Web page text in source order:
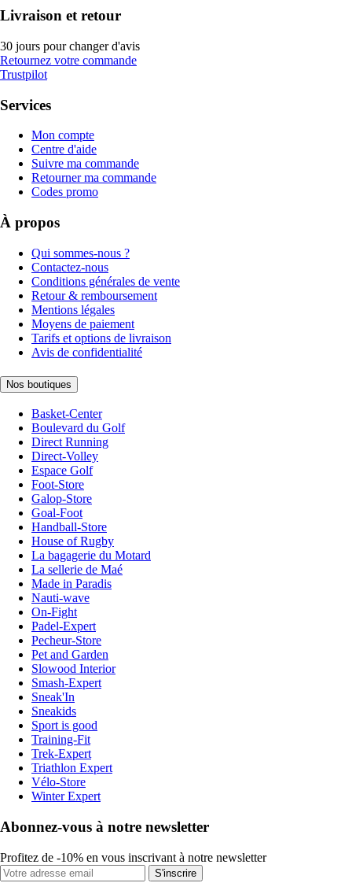
Livraison et retour
30 jours pour changer d'avis
Retournez votre commande
Trustpilot
Services
Mon compte
Centre d'aide
Suivre ma commande
Retourner ma commande
Codes promo
À propos
Qui sommes-nous ?
Contactez-nous
Conditions générales de vente
Retour & remboursement
Mentions légales
Moyens de paiement
Tarifs et options de livraison
Avis de confidentialité
Nos boutiques
Basket-Center
Boulevard du Golf
Direct Running
Direct-Volley
Espace Golf
Foot-Store
Galop-Store
Goal-Foot
Handball-Store
House of Rugby
La bagagerie du Motard
La sellerie de Maé
Made in Paradis
Nauti-wave
On-Fight
Padel-Expert
Pecheur-Store
Pet and Garden
Slowood Interior
Smash-Expert
Sneak'In
Sneakids
Sport is good
Training-Fit
Trek-Expert
Triathlon Expert
Vélo-Store
Winter Expert
Abonnez-vous à notre newsletter
Profitez de -10% en vous inscrivant à notre newsletter
S'inscrire